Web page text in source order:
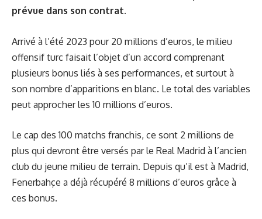
prévue dans son contrat.
Arrivé à l’été 2023 pour 20 millions d’euros, le milieu
offensif turc faisait l’objet d’un accord comprenant
plusieurs bonus liés à ses performances, et surtout à
son nombre d’apparitions en blanc. Le total des variables
peut approcher les 10 millions d’euros.
Le cap des 100 matchs franchis, ce sont 2 millions de
plus qui devront être versés par le Real Madrid à l’ancien
club du jeune milieu de terrain. Depuis qu’il est à Madrid,
Fenerbahçe a déjà récupéré 8 millions d’euros grâce à
ces bonus.